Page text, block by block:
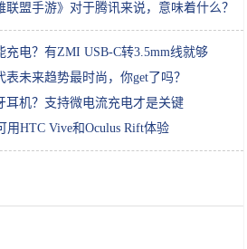
盟手游》对于腾讯来说，意味着什么？
电？有ZMI USB-C转3.5mm线就够
未来趋势最时尚，你get了吗？
耳机？支持微电流充电才是关键
用HTC Vive和Oculus Rift体验